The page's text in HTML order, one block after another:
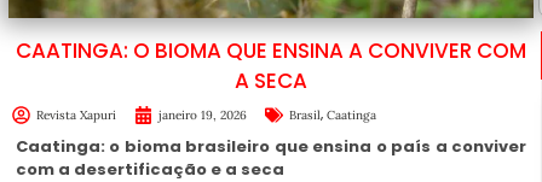
CAATINGA: O BIOMA QUE ENSINA A CONVIVER COM
A SECA
Revista Xapuri janeiro 19, 2026 Brasil, Caatinga
Caatinga: o bioma brasileiro que ensina o país a conviver
com a desertificação e a seca